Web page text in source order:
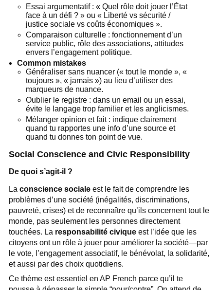
Essai argumentatif : « Quel rôle doit jouer l’État
face à un défi ? » ou « Liberté vs sécurité /
justice sociale vs coûts économiques ».
Comparaison culturelle : fonctionnement d’un
service public, rôle des associations, attitudes
envers l’engagement politique.
Common mistakes
Généraliser sans nuancer (« tout le monde », «
toujours », « jamais ») au lieu d’utiliser des
marqueurs de nuance.
Oublier le registre : dans un email ou un essai,
évite le langage trop familier et les anglicismes.
Mélanger opinion et fait : indique clairement
quand tu rapportes une info d’une source et
quand tu donnes ton point de vue.
Social Conscience and Civic Responsibility
De quoi s’agit-il ?
La conscience socialeest le fait de comprendre les
problèmes d’une société (inégalités, discriminations,
pauvreté, crises) et de reconnaître qu’ils concernent tout le
monde, pas seulement les personnes directement
touchées. La responsabilité civiqueest l’idée que les
citoyens ont un rôle à jouer pour améliorer la société—par
le vote, l’engagement associatif, le bénévolat, la solidarité,
et aussi par des choix quotidiens.
Ce thème est essentiel en AP French parce qu’il te